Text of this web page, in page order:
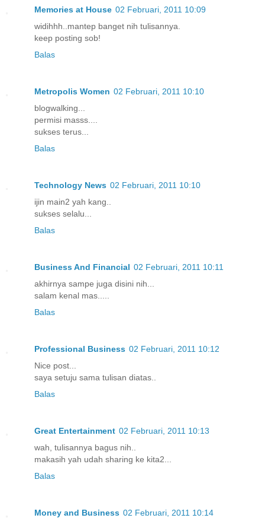
Memories at House 02 Februari, 2011 10:09
widihhh..mantep banget nih tulisannya.
keep posting sob!
Balas
Metropolis Women 02 Februari, 2011 10:10
blogwalking...
permisi masss....
sukses terus...
Balas
Technology News 02 Februari, 2011 10:10
ijin main2 yah kang..
sukses selalu...
Balas
Business And Financial 02 Februari, 2011 10:11
akhirnya sampe juga disini nih...
salam kenal mas.....
Balas
Professional Business 02 Februari, 2011 10:12
Nice post...
saya setuju sama tulisan diatas..
Balas
Great Entertainment 02 Februari, 2011 10:13
wah, tulisannya bagus nih..
makasih yah udah sharing ke kita2...
Balas
Money and Business 02 Februari, 2011 10:14